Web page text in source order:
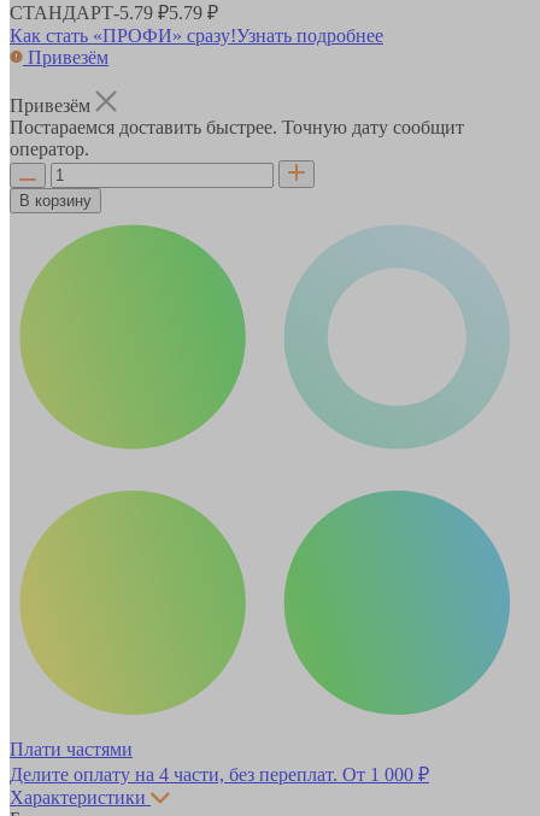
СТАНДАРТ-5.79 ₽5.79 ₽
Как стать «ПРОФИ» сразу!Узнать подробнее
Привезём
Привезём
Постараемся доставить быстрее. Точную дату сообщит
оператор.
В корзину
Плати частями
Делите оплату на 4 части, без переплат. От 1 000 ₽
Характеристики